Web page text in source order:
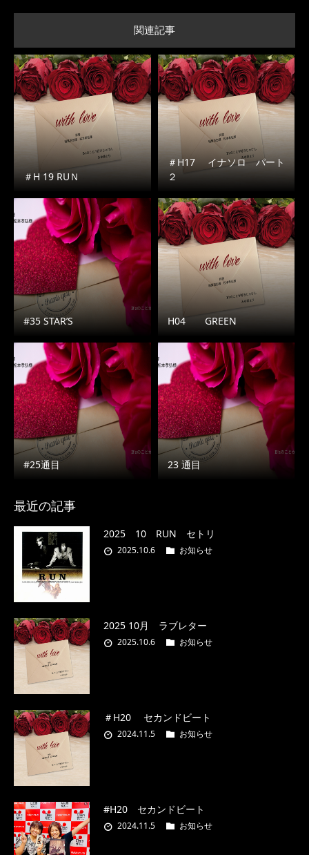
関連記事
＃H 19 RUＮ
＃H17 イナソロ パート
２
#35 STAR’S H04 GREEN
#25通目 23 通目
最近の記事
2025 10 RUN セトリ
2025.10.6 お知らせ
2025 10月 ラブレター
2025.10.6 お知らせ
＃H20 セカンドビート
2024.11.5 お知らせ
#H20 セカンドビート
2024.11.5 お知らせ